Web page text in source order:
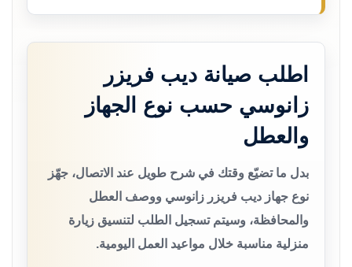
اطلب صيانة ديب فريزر
زانوسي حسب نوع الجهاز
والعطل
بدل ما تضيّع وقتك في شرح طويل عند الاتصال، جهّز
نوع جهاز ديب فريزر زانوسي ووصف العطل
والمحافظة، وسيتم تسجيل الطلب لتنسيق زيارة
منزلية مناسبة خلال مواعيد العمل اليومية.